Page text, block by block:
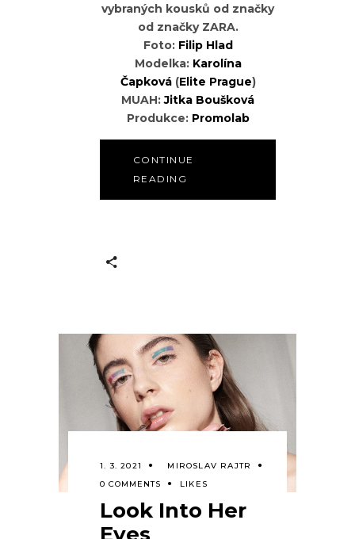
vybraných kousků od značky
od značky ZARA.
Foto: Filip Hlad
Modelka: Karolína
Čapková(Elite Prague)
MUAH:Jitka Boušková
Produkce: Promolab
CONTINUE
READING
1. 3. 2021
MIROSLAV RAJTR
0 COMMENTS
LIKES
Look Into Her